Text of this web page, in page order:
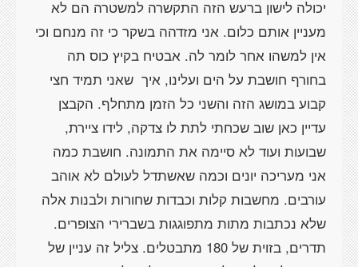
יכולה לישון ברעש הזה התקשרה למשטרה הם לא
מעניין אותם כלום. אני מזדהה בשקר כי זה מנחם וכי
אין למשהו אחר לומר לה. אבטיח בקיץ כוס תה
בחורף חושבת על הים ועלינו, איך שאני תמיד חצי
קבוע במושג הזה והשני כל הזמן מתחלף. הקבצן
עדיין כאן שוב שכחתי לתת לו צדקה, לידו ציירת,
שבועות ועוד לא סיימה את התמונה. חושבת כמה
אני מעריכה יונים וכמה שאשתדל לעולם לא אוהב
עורבים. מחשבות קלות וכבדות שחורות ולבנות אלה
שלא נכתבות מתות מתפוגגות בשברירי הצופרים.
תדרים, בזוית של 180 מתבטלים. צליל זה עניין של